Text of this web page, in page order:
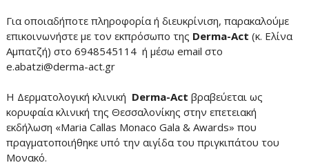
Για οποιαδήποτε πληροφορία ή διευκρίνιση, παρακαλούμε
επικοινωνήστε με τον εκπρόσωπο της Derma-Act (κ. Ελίνα
Αμπατζή) στο 6948545114 ή μέσω email στο
e.abatzi@derma-act.gr
Η Δερματολογική κλινική Derma-Act βραβεύεται ως
κορυφαία κλινική της Θεσσαλονίκης στην επετειακή
εκδήλωση «Maria Callas Monaco Gala & Awards» που
πραγματοποιήθηκε υπό την αιγίδα του πριγκιπάτου του
Μονακό.